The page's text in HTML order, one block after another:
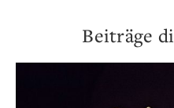
Beiträge